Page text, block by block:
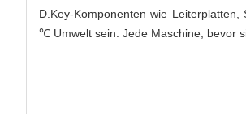
D.Key-Komponenten wie
℃ Umwelt sein. Jede Maschine, bevor